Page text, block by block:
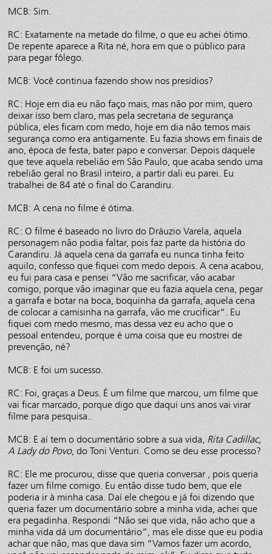
MCB: Sim.
RC: Exatamente na metade do filme, o que eu achei ótimo.
De repente aparece a Rita né, hora em que o público para
para pegar fôlego.
MCB: Você continua fazendo show nos presídios?
RC: Hoje em dia eu não faço mais, mas não por mim, quero
deixar isso bem claro, mas pela secretaria de segurança
pública, eles ficam com medo, hoje em dia não temos mais
segurança como era antigamente. Eu fazia shows em finais de
ano, época de festa, bater papo e conversar. Depois daquele
que teve aquela rebelião em São Paulo, que acaba sendo uma
rebelião geral no Brasil inteiro, a partir dali eu parei. Eu
trabalhei de 84 até o final do Carandiru.
MCB: A cena no filme é ótima.
RC: O filme é baseado no livro do Dráuzio Varela, aquela
personagem não podia faltar, pois faz parte da história do
Carandiru. Já aquela cena da garrafa eu nunca tinha feito
aquilo, confesso que fiquei com medo depois. A cena acabou,
eu fui para casa e pensei “Vão me sacrificar, vão acabar
comigo, porque vão imaginar que eu fazia aquela cena, pegar
a garrafa e botar na boca, boquinha da garrafa, aquela cena
de colocar a camisinha na garrafa, vão me crucificar”. Eu
fiquei com medo mesmo, mas dessa vez eu acho que o
pessoal entendeu, porque é uma coisa que eu mostrei de
prevenção, né?
MCB: E foi um sucesso.
RC: Foi, graças a Deus. É um filme que marcou, um filme que
vai ficar marcado, porque digo que daqui uns anos vai virar
filme para pesquisa..
MCB: E aí tem o documentário sobre a sua vida, Rita Cadillac,
A Lady do Povo, do Toni Venturi. Como se deu esse processo?
RC: Ele me procurou, disse que queria conversar , pois queria
fazer um filme comigo. Eu então disse tudo bem, que ele
poderia ir à minha casa. Daí ele chegou e já foi dizendo que
queria fazer um documentário sobre a minha vida, achei que
era pegadinha. Respondi “Não sei que vida, não acho que a
minha vida dá um documentário”, mas ele disse que eu podia
achar que não, mas que dava sim “Vamos fazer um acordo,